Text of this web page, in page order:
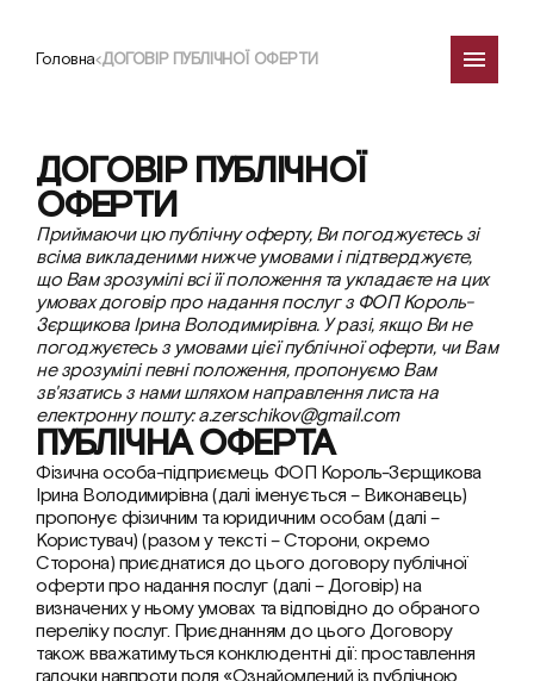
Головна ДОГОВІР ПУБЛІЧНОЇ ОФЕРТИ
ДОГОВІР ПУБЛІЧНОЇ
ОФЕРТИ
Приймаючи цю публічну оферту, Ви погоджуєтесь зі
всіма викладеними нижче умовами і підтверджуєте,
що Вам зрозумілі всі її положення та укладаєте на цих
умовах договір про надання послуг з ФОП Король-
Зєрщикова Ірина Володимирівна. У разі, якщо Ви не
погоджуєтесь з умовами цієї публічної оферти, чи Вам
не зрозумілі певні положення, пропонуємо Вам
зв'язатись з нами шляхом направлення листа на
електронну пошту: a.zerschikov@gmail.com
ПУБЛІЧНА ОФЕРТА
Фізична особа-підприємець ФОП Король-Зєрщикова
Ірина Володимирівна (далі іменується – Виконавець)
пропонує фізичним та юридичним особам (далі –
Користувач) (разом у тексті – Сторони, окремо
Сторона) приєднатися до цього договору публічної
оферти про надання послуг (далі – Договір) на
визначених у ньому умовах та відповідно до обраного
переліку послуг. Приєднанням до цього Договору
також вважатимуться конклюдентні дії: проставлення